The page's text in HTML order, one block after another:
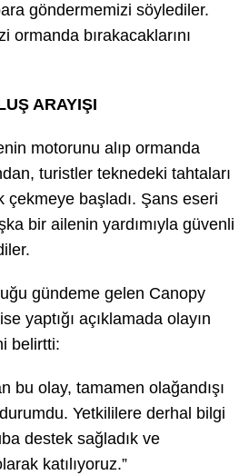
göndermemizi söylediler.
ormanda bırakacaklarını
ARAYIŞI
motorunu alıp ormanda
turistler teknedeki tahtaları
çekmeye başladı. Şans eseri
bir ailenin yardımıyla güvenli
gündeme gelen Canopy
yaptığı açıklamada olayın
belirtti:
bu olay, tamamen olağandışı
Yetkililere derhal bilgi
destek sağladık ve
katılıyoruz.”